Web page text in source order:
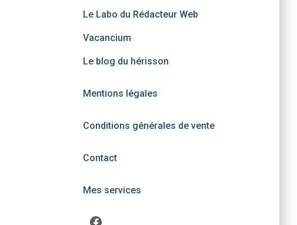
Le Labo du Rédacteur Web
Vacancium
Le blog du hérisson
Mentions légales
Conditions générales de vente
Contact
Mes services